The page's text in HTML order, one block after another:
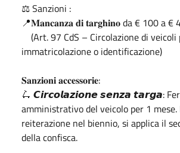
⚖️ Sanzioni :
📍𝐌𝐚𝐧𝐜𝐚𝐧𝐳𝐚 𝐝𝐢 𝐭𝐚𝐫𝐠𝐡𝐢𝐧𝐨 da € 100 a €
(Art. 97 CdS – Circolazione di veicoli
immatricolazione o identificazione)
𝐒𝐚𝐧𝐳𝐢𝐨𝐧𝐢 𝐚𝐜𝐜𝐞𝐬𝐬𝐨𝐫𝐢𝐞:
🛴 𝘾𝙞𝙧𝙘𝙤𝙡𝙖𝙯𝙞𝙤𝙣𝙚 𝙨𝙚𝙣𝙯𝙖 𝙩𝙖𝙧𝙜𝙖:
amministrativo del veicolo per 1 mese.
reiterazione nel biennio, si applica il
della confisca.